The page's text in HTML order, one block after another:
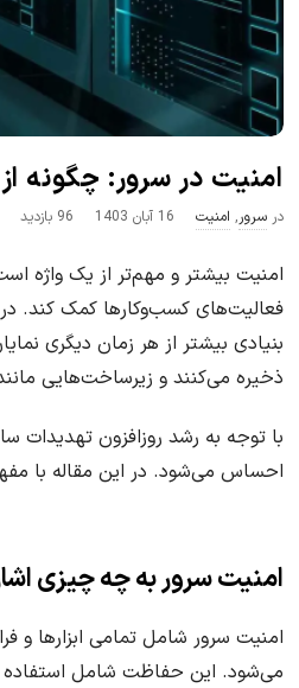
امنیت در سرور:
در سرور, امنیت
P
b
l
i
s
D
a
16 آبان 1403 96 بازدید
امنیت بیشتر و مهم‌تر از یک واژه
بنیادی بیشتر از هر زمان دیگری
ذخیره می‌کنند و زیرساخت‌هایی
احساس می‌شود. در این مقاله با
امنیت سرور به چه چیزی
امنیت سرور شامل تمامی ابزارها و
می‌شود. این حفاظت شامل استفاده